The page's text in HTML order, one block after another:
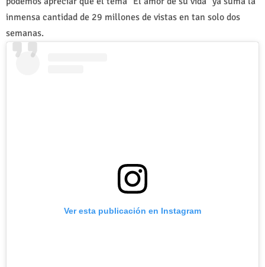
inmensa cantidad de 29 millones de vistas en tan solo dos
semanas.
Ver esta publicación en Instagram